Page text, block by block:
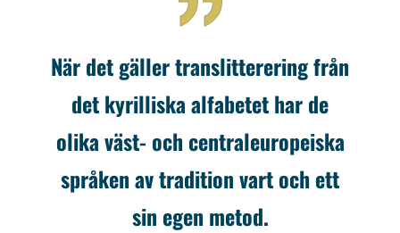
När det gäller translitterering från
det kyrilliska alfabetet har de
olika väst- och centraleuropeiska
språken av tradition vart och ett
sin egen metod.